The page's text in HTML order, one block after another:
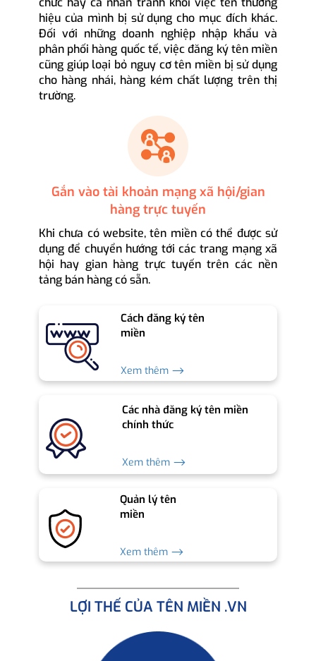
hiệu của mình bị sử dụng cho mục đích khác.
Đối với những doanh nghiệp nhập khẩu và
phân phối hàng quốc tế, việc đăng ký tên miền
cũng giúp loại bỏ nguy cơ tên miền bị sử dụng
cho hàng nhái, hàng kém chất lượng trên thị
trường.
Gắn vào tài khoản mạng xã hội/gian
hàng trực tuyến
Khi chưa có website, tên miền có thể được sử
dụng để chuyển hướng tới các trang mạng xã
hội hay gian hàng trực tuyến trên các nền
tảng bán hàng có sẵn.
Cách đăng ký tên
miền
Xem thêm ⟶
Các nhà đăng ký tên miền
chính thức
Xem thêm ⟶
Quản lý tên
miền
Xem thêm ⟶
LỢI THẾ CỦA TÊN MIỀN .VN